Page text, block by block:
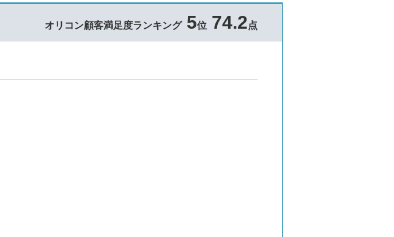
オリコン顧客満足度ランキング5位 74.2点